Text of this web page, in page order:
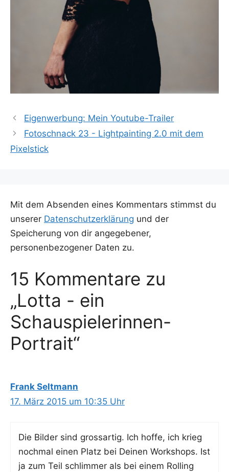
Eigenwerbung: Mein Youtube-Trailer
Fotoschnack 23 - Lightpainting 2.0 mit dem
Pixelstick
Mit dem Absenden eines Kommentars stimmst du
unserer Datenschutzerklärung und der
Speicherung von dir angegebener,
personenbezogener Daten zu.
15 Kommentare zu
„Lotta - ein
Schauspielerinnen-
Portrait“
Frank Seltmann
17. März 2015 um 10:35 Uhr
Die Bil­der sind gross­ar­tig. Ich hof­fe, ich krieg
noch­mal einen Platz bei Dei­nen Work­shops. Ist
ja zum Teil schlim­mer als bei einem Rol­ling